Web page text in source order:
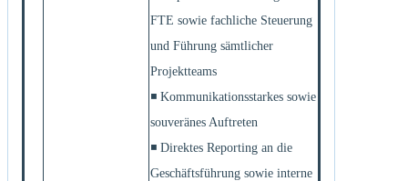
FTE sowie fachliche Steuerung
und Führung sämtlicher
Projektteams
◾ Kommunikationsstarkes sowie
souveränes Auftreten
◾ Direktes Reporting an die
Geschäftsführung sowie interne